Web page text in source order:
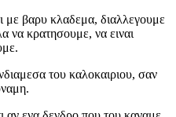
βαρυ κλαδεμα, διαλλεγουμε
να κρατησουμε, να ειναι
του καλοκαιριου, σαν